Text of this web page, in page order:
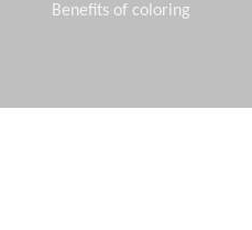
Benefits of coloring